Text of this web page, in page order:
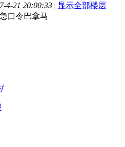
4-21 20:00:33 | 显示全部楼层
口令巴拿马